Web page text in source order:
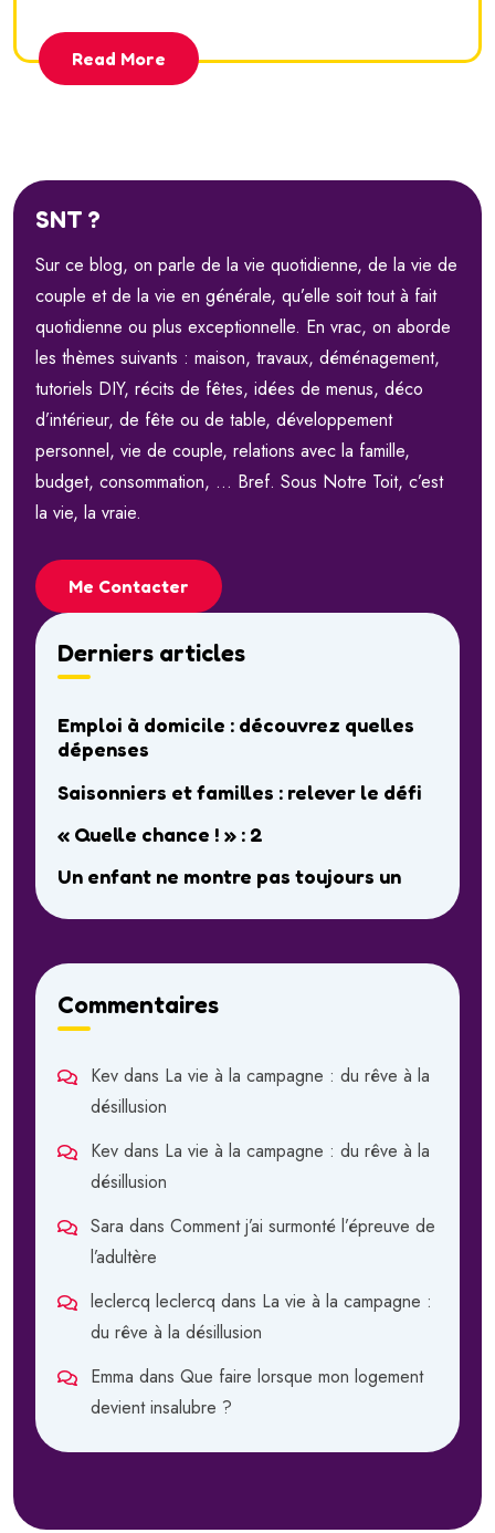
Read More
SNT ?
Sur ce blog, on parle de la vie quotidienne, de la vie de
couple et de la vie en générale, qu’elle soit tout à fait
quotidienne ou plus exceptionnelle. En vrac, on aborde
les thèmes suivants : maison, travaux, déménagement,
tutoriels DIY, récits de fêtes, idées de menus, déco
d’intérieur, de fête ou de table, développement
personnel, vie de couple, relations avec la famille,
budget, consommation, … Bref. Sous Notre Toit, c’est
la vie, la vraie.
Me Contacter
Derniers articles
Emploi à domicile : découvrez quelles
dépenses
Saisonniers et familles : relever le défi
« Quelle chance ! » : 2
Un enfant ne montre pas toujours un
Commentaires
Kev dans La vie à la campagne : du rêve à la
désillusion
Kev dans La vie à la campagne : du rêve à la
désillusion
Sara dans Comment j’ai surmonté l’épreuve de
l’adultère
leclercq leclercq dans La vie à la campagne :
du rêve à la désillusion
Emma dans Que faire lorsque mon logement
devient insalubre ?